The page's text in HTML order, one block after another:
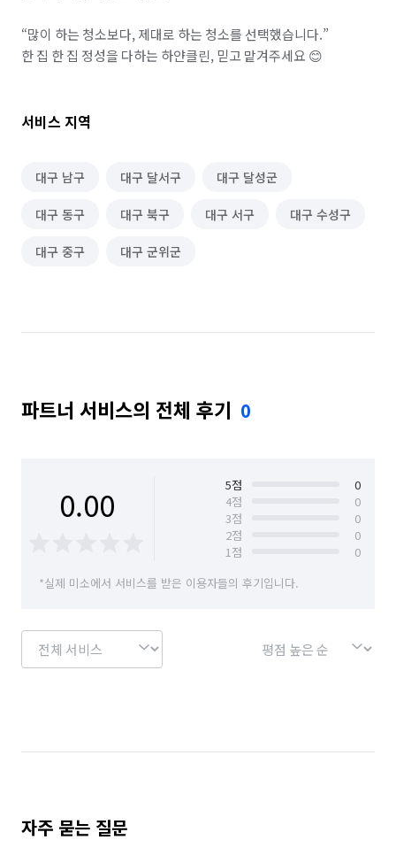
“많이 하는 청소보다, 제대로 하는 청소를 선택했습니다.”
한 집 한 집 정성을 다하는 하얀클린, 믿고 맡겨주세요 😊
서비스 지역
대구 남구 대구 달서구 대구 달성군
대구 동구 대구 북구 대구 서구 대구 수성구
대구 중구 대구 군위군
파트너 서비스의 전체 후기 0
0.00 5점
0
4점
0
3점
0
2점
0
1점
0
*실제 미소에서 서비스를 받은 이용자들의 후기입니다.
자주 묻는 질문